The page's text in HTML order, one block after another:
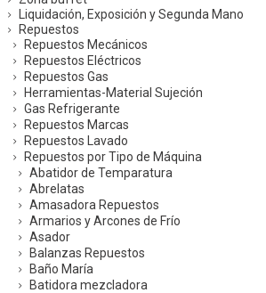
Liquidación, Exposición y Segunda Mano
Repuestos
Repuestos Mecánicos
Repuestos Eléctricos
Repuestos Gas
Herramientas-Material Sujeción
Gas Refrigerante
Repuestos Marcas
Repuestos Lavado
Repuestos por Tipo de Máquina
Abatidor de Temparatura
Abrelatas
Amasadora Repuestos
Armarios y Arcones de Frío
Asador
Balanzas Repuestos
Baño María
Batidora mezcladora